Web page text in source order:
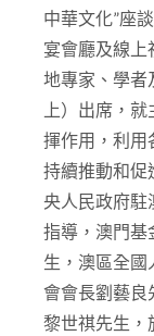
中華文化”座
宴會廳及線上
地專家、學者
上）出席，
揮作用，利用
持續推動和促
央人民政府駐
指導，澳門基
生，澳區全國
會會長劉藝良
黎世祺先生，